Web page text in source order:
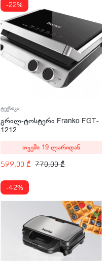
-22%
ტექნიკა
გრილ-ტოსტერი Franko FGT-
1212
770,00₾
599,00 ₾
თვეში 19 ლარიდან
-42%